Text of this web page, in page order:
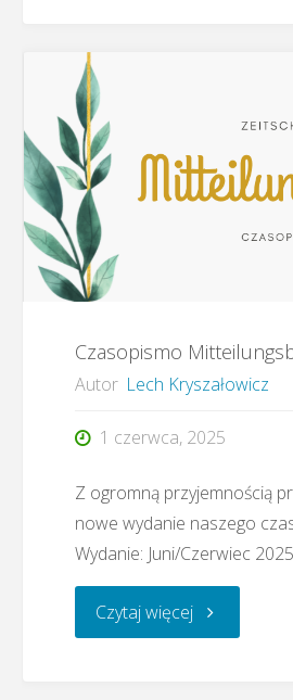
Czasopismo
Autor Lech Kryszałowicz
1 czerwca, 2025
Z ogromną przyjemnością
nowe wydanie naszego
Wydanie: Juni/Czerwiec 2025
Czytaj więcej"Czasopismo